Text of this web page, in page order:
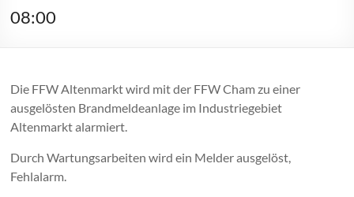
08:00
Die FFW Altenmarkt wird mit der FFW Cham zu einer
ausgelösten Brandmeldeanlage im Industriegebiet
Altenmarkt alarmiert.
Durch Wartungsarbeiten wird ein Melder ausgelöst,
Fehlalarm.